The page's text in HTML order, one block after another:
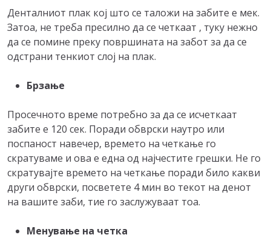
Денталниот плак кој што се таложи на забите е мек.
Затоа, не треба пресилно да се четкаат , туку нежно
да се помине преку површината на забот за да се
одстрани тенкиот слој на плак.
Брзање
Просечното време потребно за да се исчеткаат
забите е 120 сек. Поради обврски наутро или
поспаност навечер, времето на четкање го
скратуваме и ова е една од најчестите грешки. Не го
скратувајте времето на четкање поради било какви
други обврски, посветете 4 мин во текот на денот
на вашите заби, тие го заслужуваат тоа.
Менување на четка